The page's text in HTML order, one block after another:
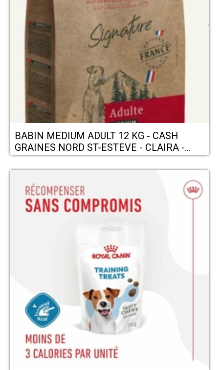
BABIN MEDIUM ADULT 12 KG - CASH
GRAINES NORD ST-ESTEVE - CLAIRA -
THUIR - LE BOULOU - CERET